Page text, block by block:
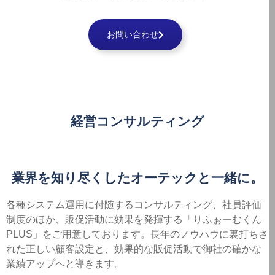
お問い合わせ
経営コンサルティング
業界を知り尽くしたオーテックと 一緒に。
各種システム運用に付随するコンサルティング、社員評価
制度のほか、販促活動に効果を発揮する「りふぉーむくん
PLUS」をご用意しております。長年のノウハウに裏打ちさ
れた正しい顧客設定と、効果的な販促活動で御社の確かな
業績アップへと導きます。